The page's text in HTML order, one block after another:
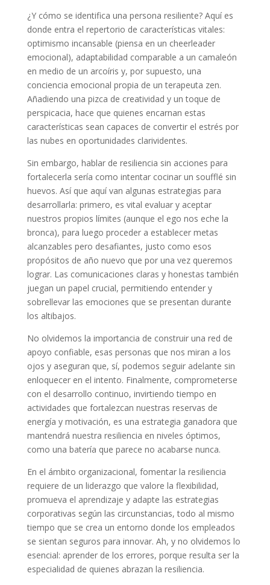
¿Y cómo se identifica una persona resiliente? Aquí es
donde entra el repertorio de características vitales:
optimismo incansable (piensa en un cheerleader
emocional), adaptabilidad comparable a un camaleón
en medio de un arcoíris y, por supuesto, una
conciencia emocional propia de un terapeuta zen.
Añadiendo una pizca de creatividad y un toque de
perspicacia, hace que quienes encarnan estas
características sean capaces de convertir el estrés por
las nubes en oportunidades clarividentes.
Sin embargo, hablar de resiliencia sin acciones para
fortalecerla sería como intentar cocinar un soufflé sin
huevos. Así que aquí van algunas estrategias para
desarrollarla: primero, es vital evaluar y aceptar
nuestros propios límites (aunque el ego nos eche la
bronca), para luego proceder a establecer metas
alcanzables pero desafiantes, justo como esos
propósitos de año nuevo que por una vez queremos
lograr. Las comunicaciones claras y honestas también
juegan un papel crucial, permitiendo entender y
sobrellevar las emociones que se presentan durante
los altibajos.
No olvidemos la importancia de construir una red de
apoyo confiable, esas personas que nos miran a los
ojos y aseguran que, sí, podemos seguir adelante sin
enloquecer en el intento. Finalmente, comprometerse
con el desarrollo continuo, invirtiendo tiempo en
actividades que fortalezcan nuestras reservas de
energía y motivación, es una estrategia ganadora que
mantendrá nuestra resiliencia en niveles óptimos,
como una batería que parece no acabarse nunca.
En el ámbito organizacional, fomentar la resiliencia
requiere de un liderazgo que valore la flexibilidad,
promueva el aprendizaje y adapte las estrategias
corporativas según las circunstancias, todo al mismo
tiempo que se crea un entorno donde los empleados
se sientan seguros para innovar. Ah, y no olvidemos lo
esencial: aprender de los errores, porque resulta ser la
especialidad de quienes abrazan la resiliencia.